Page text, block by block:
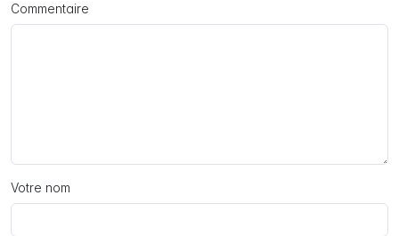
Commentaire
Votre nom